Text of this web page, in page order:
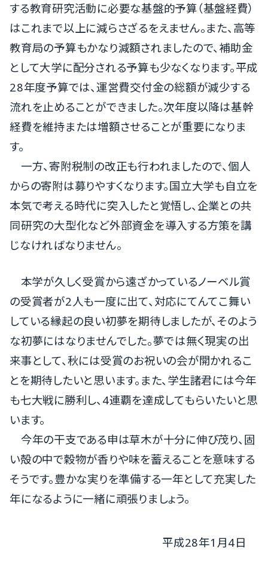
する教育研究活動に必要な基盤的予算（基盤経費）
はこれまで以上に減らさざるをえません。また、高等
教育局の予算もかなり減額されましたので、補助金
として大学に配分される予算も少なくなります。平成
28年度予算では、運営費交付金の総額が減少する
流れを止めることができました。次年度以降は基幹
経費を維持または増額させることが重要になりま
す。
一方、寄附税制の改正も行われましたので、個人
からの寄附は募りやすくなります。国立大学も自立を
本気で考える時代に突入したと覚悟し、企業との共
同研究の大型化など外部資金を導入する方策を講
じなければなりません。
本学が久しく受賞から遠ざかっているノーベル賞
の受賞者が2人も一度に出て、対応にてんてこ舞い
している縁起の良い初夢を期待しましたが、そのよう
な初夢にはなりませんでした。夢では無く現実の出
来事として、秋には受賞のお祝いの会が開かれるこ
とを期待したいと思います。また、学生諸君には今年
も七大戦に勝利し、4連覇を達成してもらいたいと思
います。
今年の干支である申は草木が十分に伸び茂り、固
い殻の中で穀物が香りや味を蓄えることを意味する
そうです。豊かな実りを準備する一年として充実した
年になるように一緒に頑張りましょう。
平成28年1月4日